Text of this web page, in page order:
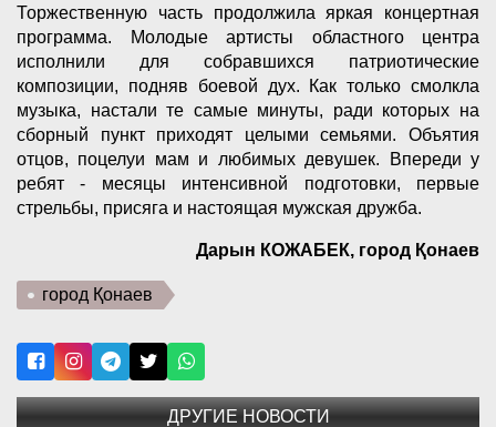
Торжественную часть продолжила яркая концертная
программа. Молодые артисты областного центра
исполнили для собравшихся патриотические
композиции, подняв боевой дух. Как только смолкла
музыка, настали те самые минуты, ради которых на
сборный пункт приходят целыми семьями. Объятия
отцов, поцелуи мам и любимых девушек. Впереди у
ребят - месяцы интенсивной подготовки, первые
стрельбы, присяга и настоящая мужская дружба.
Дарын КОЖАБЕК, город Қонаев
город Қонаев
ДРУГИЕ НОВОСТИ